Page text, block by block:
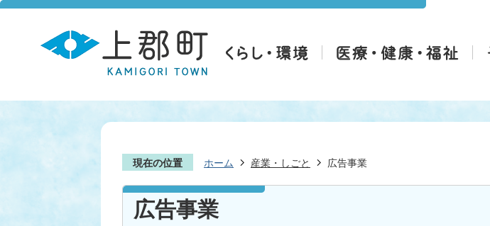
現在の位置 ホーム 産業・しごと 広告事業
広告事業